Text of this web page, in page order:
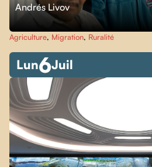
Andrés Livov
Agriculture, Migration, Ruralité
Lun6Juil